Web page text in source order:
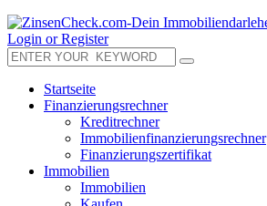
Login or Register
Startseite
Finanzierungsrechner
Kreditrechner
Immobilienfinanzierungsrechner
Finanzierungszertifikat
Immobilien
Immobilien